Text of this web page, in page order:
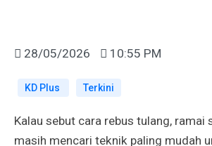
28/05/2026 10:55 PM
KD Plus Terkini
Kalau sebut cara rebus tulang, ramai
masih mencari teknik paling mudah